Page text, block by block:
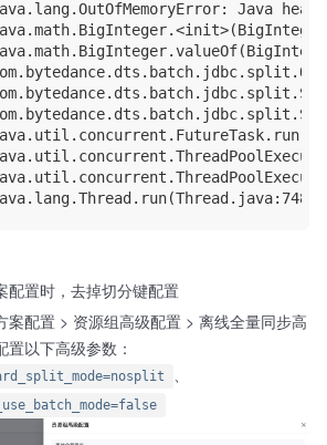
Java heap
配置时，去掉切分键配置
案配置 > 资源组高级配置 > 离线全量同步高
以下高级参数：